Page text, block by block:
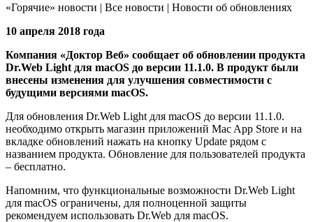
«Горячие» новости | Все новости | Новости об обновлениях
10 апреля 2018 года
Компания «Доктор Веб» сообщает об обновлении продукта
Dr.Web Light для macOS до версии 11.1.0. В продукт были
внесены изменения для улучшения совместимости с
будущими версиями macOS.
Для обновления Dr.Web Light для macOS до версии 11.1.0.
необходимо открыть магазин приложений Mac App Store и на
вкладке обновлений нажать на кнопку Update рядом с
названием продукта. Обновление для пользователей продукта
– бесплатно.
Напомним, что функциональные возможности Dr.Web Light
для macOS ограничены, для полноценной защиты
рекомендуем использовать Dr.Web для macOS.